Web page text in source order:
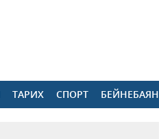
ТАРИХ СПОРТ БЕЙНЕБАЯН